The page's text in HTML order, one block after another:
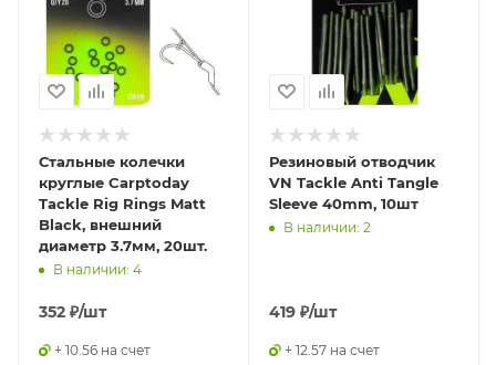
Стальные колечки
круглые Carptoday
Tackle Rig Rings Matt
Black, внешний
диаметр 3.7мм, 20шт.
В наличии: 4
352 ₽/шт
+ 10.56 на счет
Резиновый отводчик
VN Tackle Anti Tangle
Sleeve 40mm, 10шт
В наличии: 2
419 ₽/шт
+ 12.57 на счет